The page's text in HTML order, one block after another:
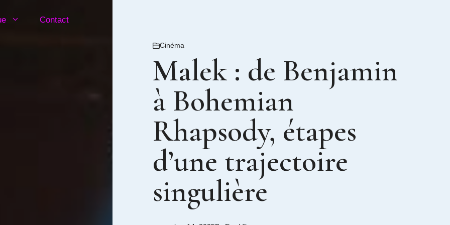
Contact
Cinéma
Malek : de Benjamin
à Bohemian
Rhapsody, étapes
d’une trajectoire
singulière